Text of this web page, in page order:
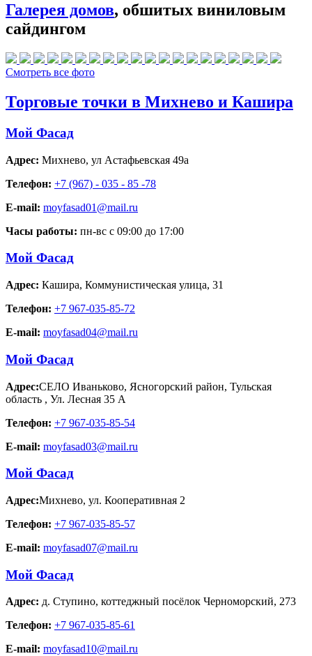
Галерея домов, обшитых виниловым
сайдингом
Смотреть все фото
Торговые точки в Михнево и Кашира
Мой Фасад
Адрес: Михнево, ул Астафьевская 49а
Телефон: +7 (967) - 035 - 85 -78
E-mail: moyfasad01@mail.ru
Часы работы: пн-вс с 09:00 до 17:00
Мой Фасад
Адрес: Кашира, Коммунистическая улица, 31
Телефон: +7 967-035-85-72
E-mail: moyfasad04@mail.ru
Мой Фасад
Адрес:СЕЛО Иваньково, Ясногорский район, Тульская
область , Ул. Лесная 35 А
Телефон: +7 967-035-85-54
E-mail: moyfasad03@mail.ru
Мой Фасад
Адрес:Михнево, ул. Кооперативная 2
Телефон: +7 967-035-85-57
E-mail: moyfasad07@mail.ru
Мой Фасад
Адрес: д. Ступино, коттеджный посёлок Черноморский, 273
Телефон: +7 967-035-85-61
E-mail: moyfasad10@mail.ru